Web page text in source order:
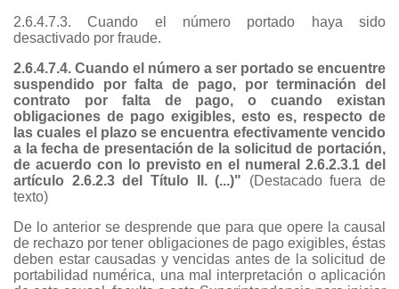
2.6.4.7.3. Cuando el número portado haya sido
desactivado por fraude.
2.6.4.7.4. Cuando el número a ser portado se encuentre
suspendido por falta de pago, por terminación del
contrato por falta de pago, o cuando existan
obligaciones de pago exigibles, esto es, respecto de
las cuales el plazo se encuentra efectivamente vencido
a la fecha de presentación de la solicitud de portación,
de acuerdo con lo previsto en el numeral 2.6.2.3.1 del
artículo 2.6.2.3 del Título II. (...)" (Destacado fuera de
texto)
De lo anterior se desprende que para que opere la causal
de rechazo por tener obligaciones de pago exigibles, éstas
deben estar causadas y vencidas antes de la solicitud de
portabilidad numérica, una mal interpretación o aplicación